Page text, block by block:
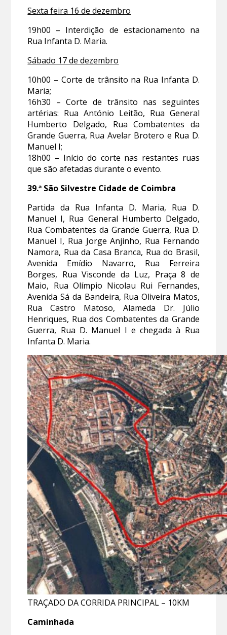
Sexta feira 16 de dezembro
19h00 – Interdição de estacionamento na
Rua Infanta D. Maria.
Sábado 17 de dezembro
10h00 – Corte de trânsito na Rua Infanta D.
Maria;
16h30 – Corte de trânsito nas seguintes
artérias: Rua António Leitão, Rua General
Humberto Delgado, Rua Combatentes da
Grande Guerra, Rua Avelar Brotero e Rua D.
Manuel I;
18h00 – Início do corte nas restantes ruas
que são afetadas durante o evento.
39.ª São Silvestre Cidade de Coimbra
Partida da Rua Infanta D. Maria, Rua D.
Manuel I, Rua General Humberto Delgado,
Rua Combatentes da Grande Guerra, Rua D.
Manuel I, Rua Jorge Anjinho, Rua Fernando
Namora, Rua da Casa Branca, Rua do Brasil,
Avenida Emídio Navarro, Rua Ferreira
Borges, Rua Visconde da Luz, Praça 8 de
Maio, Rua Olímpio Nicolau Rui Fernandes,
Avenida Sá da Bandeira, Rua Oliveira Matos,
Rua Castro Matoso, Alameda Dr. Júlio
Henriques, Rua dos Combatentes da Grande
Guerra, Rua D. Manuel I e chegada à Rua
Infanta D. Maria.
TRAÇADO DA CORRIDA PRINCIPAL – 10KM
Caminhada